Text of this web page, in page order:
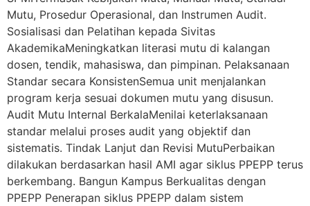
Mutu, Prosedur Operasional, dan Instrumen Audit.
Sosialisasi dan Pelatihan kepada Sivitas
AkademikaMeningkatkan literasi mutu di kalangan
dosen, tendik, mahasiswa, dan pimpinan. Pelaksanaan
Standar secara KonsistenSemua unit menjalankan
program kerja sesuai dokumen mutu yang disusun.
Audit Mutu Internal BerkalaMenilai keterlaksanaan
standar melalui proses audit yang objektif dan
sistematis. Tindak Lanjut dan Revisi MutuPerbaikan
dilakukan berdasarkan hasil AMI agar siklus PPEPP terus
berkembang. Bangun Kampus Berkualitas dengan
PPEPP Penerapan siklus PPEPP dalam sistem